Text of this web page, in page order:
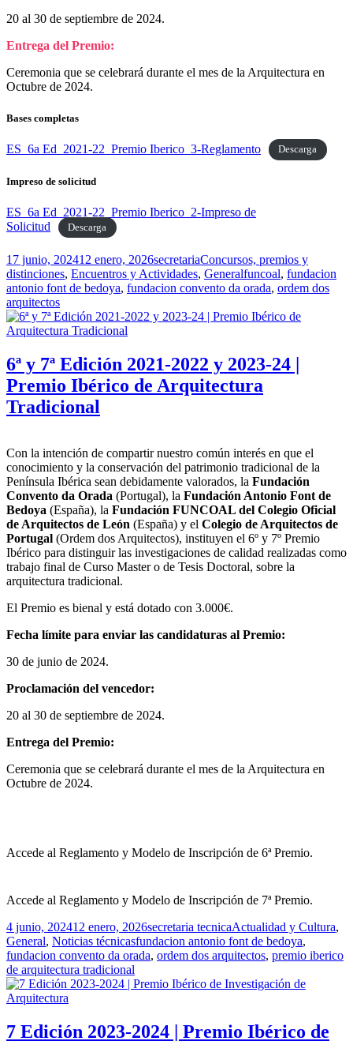
20 al 30 de septiembre de 2024.
Entrega del Premio:
Ceremonia que se celebrará durante el mes de la Arquitectura en
Octubre de 2024.
Bases completas
ES_6a Ed_2021-22_Premio Iberico_3-Reglamento Descarga
Impreso de solicitud
ES_6a Ed_2021-22_Premio Iberico_2-Impreso de
Solicitud
Descarga
Publicado
el
17 junio, 202412 enero, 2026Autor
secretariaCategorías
Concursos, premios y
distinciones, Encuentros y Actividades, GeneralEtiquetas
funcoal, fundacion
antonio font de bedoya, fundacion convento da orada, ordem dos
arquitectos
6ª y 7ª Edición 2021-2022 y 2023-24 |
Premio Ibérico de Arquitectura
Tradicional
Con la intención de compartir nuestro común interés en que el
conocimiento y la conservación del patrimonio tradicional de la
Península Ibérica sean debidamente valorados, la Fundación
Convento da Orada (Portugal), la Fundación Antonio Font de
Bedoya (España), la Fundación FUNCOAL del Colegio Oficial
de Arquitectos de León (España) y el Colegio de Arquitectos de
Portugal (Ordem dos Arquitectos), instituyen el 6º y 7º Premio
Ibérico para distinguir las investigaciones de calidad realizadas como
trabajo final de Curso Master o de Tesis Doctoral, sobre la
arquitectura tradicional.
El Premio es bienal y está dotado con 3.000€.
Fecha límite para enviar las candidaturas al Premio:
30 de junio de 2024.
Proclamación del vencedor:
20 al 30 de septiembre de 2024.
Entrega del Premio:
Ceremonia que se celebrará durante el mes de la Arquitectura en
Octubre de 2024.
Accede al Reglamento y Modelo de Inscripción de 6ª Premio.
Accede al Reglamento y Modelo de Inscripción de 7ª Premio.
Publicado
el
4 junio, 202412 enero, 2026Autor
secretaria tecnicaCategorías
Actualidad y Cultura,
General, Noticias técnicasEtiquetas
fundacion antonio font de bedoya,
fundacion convento da orada, ordem dos arquitectos, premio iberico
de arquitectura tradicional
7 Edición 2023-2024 | Premio Ibérico de